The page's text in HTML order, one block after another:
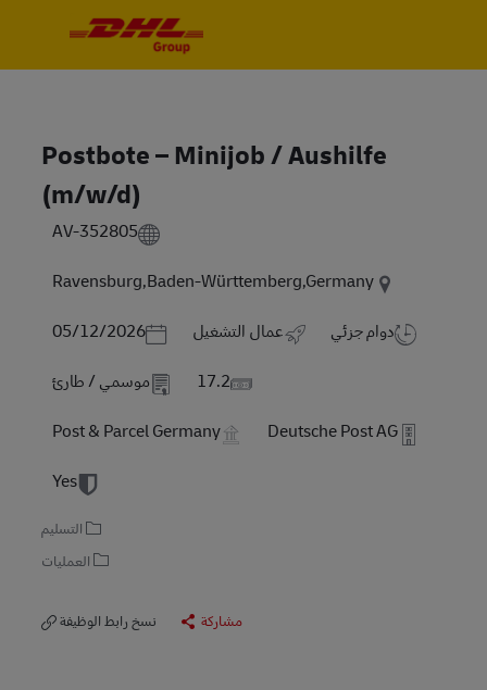
Postbote – Minijob / Aushilfe
(m/w/d)
AV-352805
Ravensburg,Baden-Württemberg,Germany
Posted Date
05/12/2026 عمال التشغيل دوام جزئي
موسمي / طارئ 17.2
Post & Parcel Germany Deutsche Post AG
Yes
التسليم
العمليات
نسخ رابط الوظيفة مشاركة